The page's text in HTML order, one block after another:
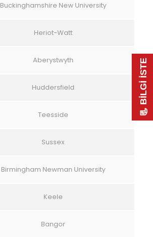
Buckinghamshire New University
Heriot-Watt
Aberystwyth
Huddersfield
Teesside
Sussex
Birmingham Newman University
Keele
Bangor
📃 BİLGİ İSTE